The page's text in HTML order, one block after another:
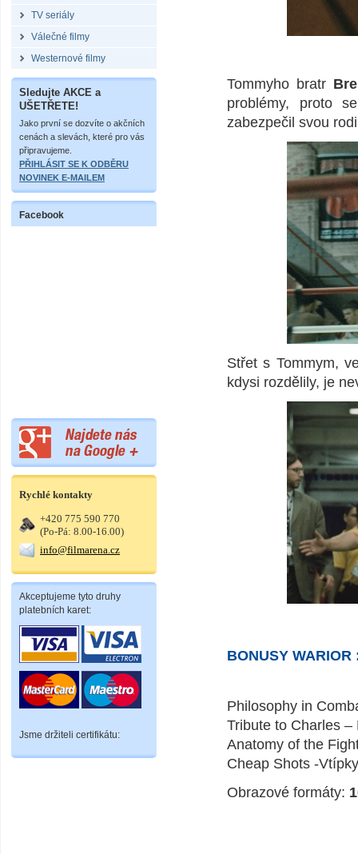
TV seriály
Válečné filmy
Westernové filmy
Sledujte AKCE a
UŠETŘETE!
Jako první se dozvíte o akčních
cenách a slevách, které pro vás
připravujeme.
PŘIHLÁSIT SE K ODBĚRU
NOVINEK E-MAILEM
Facebook
Rychlé kontakty
+420 775 590 770
(Po-Pá: 8.00-16.00)
info@filmarena.cz
Akceptujeme tyto druhy
platebních karet:
Jsme držiteli certifikátu:
Tommyho bratr
problémy, proto
zabezpečil svou
Střet s Tommym,
kdysi rozdělily, je
BONUSY WARIOR
Philosophy in
Tribute to Charles –
Anatomy of the
Cheap Shots -
Obrazové formáty: